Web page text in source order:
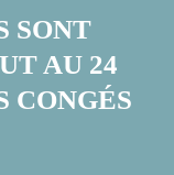
SONT
AU 24
CONGÉS